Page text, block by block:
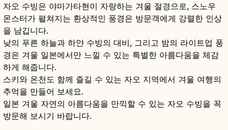
자오 수빙은 야마가타현이 자랑하는 겨울 절경으로, 스노우
몬스터가 펼쳐지는 환상적인 풍경은 방문객에게 강렬한 인상
을 남깁니다.
낮의 푸른 하늘과 하얀 수빙의 대비, 그리고 밤의 라이트업 풍
경은 겨울 일본에서만 느낄 수 있는 특별한 아름다움을 체감
하게 해줍니다.
스키와 온천도 함께 즐길 수 있는 자오 지역에서 겨울 여행의
추억을 만들어 보세요.
일본 겨울 자연의 아름다움을 만끽할 수 있는 자오 수빙을 꼭
방문해 보시기 바랍니다.